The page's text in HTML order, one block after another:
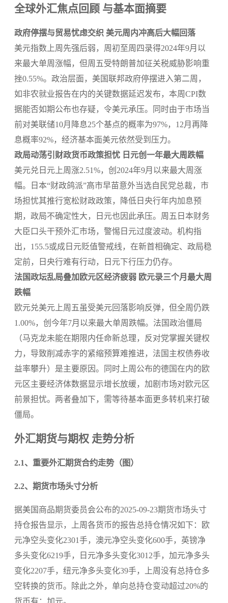
全球外汇焦点回顾 与基本面摘要
政府停摆与贸易忧虑交织 美元周内冲高后大幅回落
美元指数上周先强后弱，周初至周四录得2024年9月以
来最大单周涨幅，但周五受特朗普加征关税威胁影响重
挫0.55%。政治层面，美国联邦政府停摆进入第二周，
如非农就业报告在内的关键数据延迟发布，本周CPI数
据能否如期公布也存疑，令美元承压。同时由于市场当
前对美联储10月降息25个基点的概率为97%，12月再降
息概率92%，经济基本面美元依然受到压力。
政局动荡引财政货币政策担忧 日元创一年最大周跌幅
美元兑日元上周涨2.51%，创2024年9月以来最大周涨
幅。日本“财政鸽派”高市早苗意外当选自民党总裁，市
场担忧其推行宽松财政政策，降低日央行年内加息预
期，政局不确定性大，日元也因此承压。周五日本财务
大臣口头干预外汇市场，警惕日元过度波动。机构指
出，155.5或成日元贬值警戒线，在新首相确定、政局稳
定前，日央行难有行动，日元下行压力仍存。
法国政坛乱局叠加欧元区经济疲弱 欧元录三个月最大周
跌幅
欧元兑美元上周五虽受美元回落影响反弹，但全周仍跌
1.00%，创今年7月以来最大单周跌幅。法国政治僵局
（马克龙未能在期限内任命新总理，反对党掌握关键权
力，导致削减赤字的紧缩预算难推进，法国主权债券收
益率攀升）是主要原因。同时上周公布的德国在内的欧
元区主要经济体数据显示增长放缓，加剧市场对欧元区
前景担忧。两者叠加下，需等待基本面更多转机来打破
僵局。
外汇期货与期权 走势分析
2.1、重要外汇期货合约走势（图）
2.2、期货市场头寸分析
据美国商品期货委员会公布的2025-09-23期货市场头寸
持仓报告显示，上周各货币的报告总持仓情况如下：欧
元净空头变化2301手，澳元净空头变化600手，英镑净
多头变化6219手，日元净多头变化3012手，加元净多头
变化2207手，纽元净多头变化39手，上周没有总持仓多
空转换的货币。除此之外，单向总持仓变动超过20%的